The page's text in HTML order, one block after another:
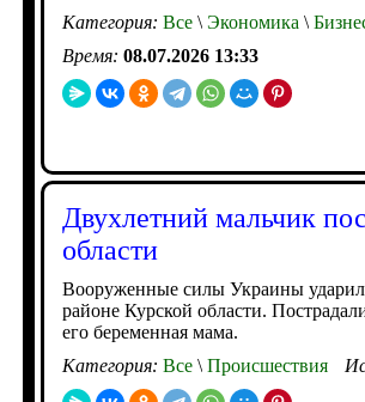
Категория: Все \ Экономика \
Время: 08.07.2026 13:33
Двухлетний мальчик
области
Вооруженные силы Украины
районе Курской области.
его беременная мама.
Категория: Все \ Происшествия